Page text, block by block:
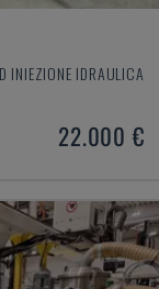
INIEZIONE IDRAULICA
22.000 €